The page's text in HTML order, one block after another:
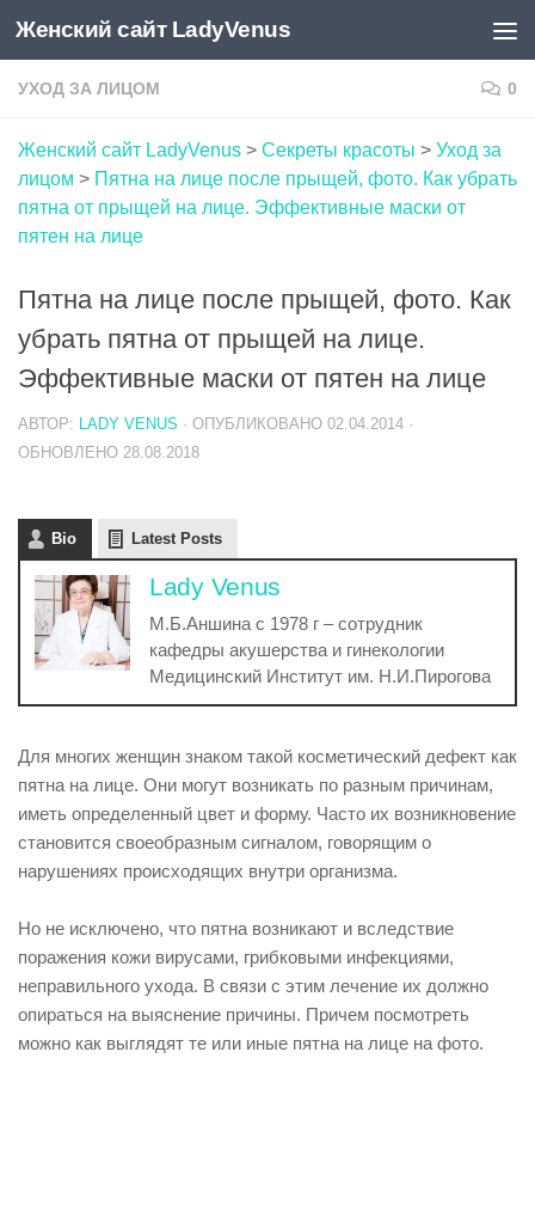
Skip to content
Женский сайт LadyVenus
УХОД ЗА ЛИЦОМ 0
Женский сайт LadyVenus > Секреты красоты > Уход за
лицом > Пятна на лице после прыщей, фото. Как убрать
пятна от прыщей на лице. Эффективные маски от
пятен на лице
Пятна на лице после прыщей, фото. Как
убрать пятна от прыщей на лице.
Эффективные маски от пятен на лице
АВТОР: LADY VENUS · ОПУБЛИКОВАНО 02.04.2014 ·
ОБНОВЛЕНО 28.08.2018
Bio Latest Posts
Lady Venus
М.Б.Аншина с 1978 г – сотрудник
кафедры акушерства и гинекологии
Медицинский Институт им. Н.И.Пирогова
Для многих женщин знаком такой косметический дефект как
пятна на лице. Они могут возникать по разным причинам,
иметь определенный цвет и форму. Часто их возникновение
становится своеобразным сигналом, говорящим о
нарушениях происходящих внутри организма.
Но не исключено, что пятна возникают и вследствие
поражения кожи вирусами, грибковыми инфекциями,
неправильного ухода. В связи с этим лечение их должно
опираться на выяснение причины. Причем посмотреть
можно как выглядят те или иные пятна на лице на фото.